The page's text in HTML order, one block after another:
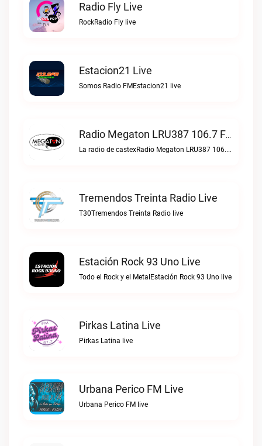
Radio Fly Live
RockRadio Fly live
Estacion21 Live
Somos Radio FMEstacion21 live
Radio Megaton LRU387 106.7 FM Live
La radio de castexRadio Megaton LRU387 106.7 FM live
Tremendos Treinta Radio Live
T30Tremendos Treinta Radio live
Estación Rock 93 Uno Live
Todo el Rock y el MetalEstación Rock 93 Uno live
Pirkas Latina Live
Pirkas Latina live
Urbana Perico FM Live
Urbana Perico FM live